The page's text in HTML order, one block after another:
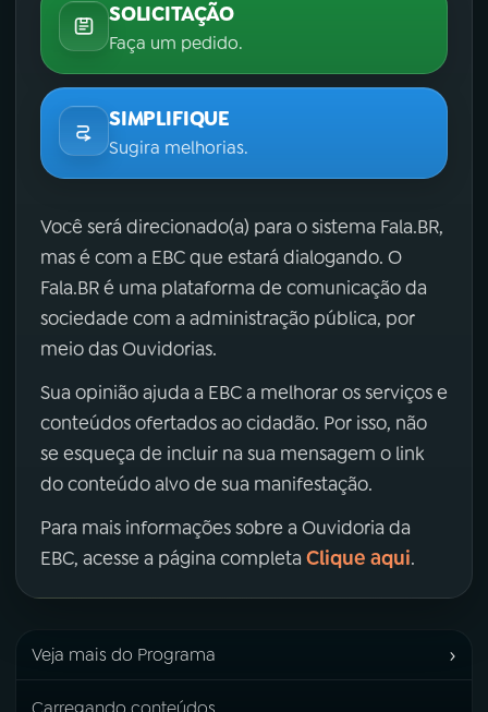
SOLICITAÇÃO
Faça um pedido.
SIMPLIFIQUE
Sugira melhorias.
Você será direcionado(a) para o sistema Fala.BR,
mas é com a EBC que estará dialogando. O
Fala.BR é uma plataforma de comunicação da
sociedade com a administração pública, por
meio das Ouvidorias.
Sua opinião ajuda a EBC a melhorar os serviços e
conteúdos ofertados ao cidadão. Por isso, não
se esqueça de incluir na sua mensagem o link
do conteúdo alvo de sua manifestação.
Para mais informações sobre a Ouvidoria da
EBC, acesse a página completa Clique aqui.
Veja mais do Programa ›